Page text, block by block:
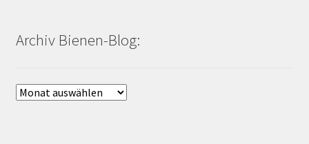
Archiv Bienen-Blog:
Archiv